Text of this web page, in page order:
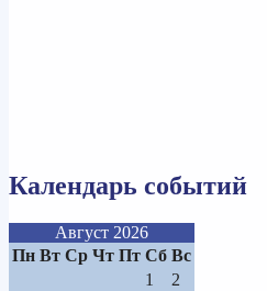
Календарь событий
Август 2026
Пн Вт Ср Чт Пт Сб Вс
1
2